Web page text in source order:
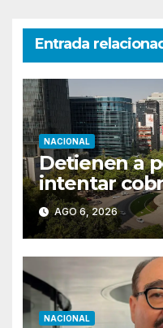
Entrada
NACIONAL
Detienen a
intentar
de 420,000
AGO 6, 2026
NACIONAL